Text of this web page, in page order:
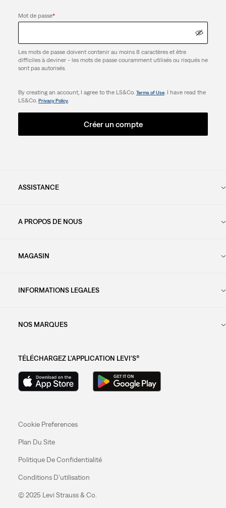
Mot de passe*
Les mots de passe doivent contenir au moins 8 caractères et être
difficiles à deviner - les mots de passe couramment utilisés ou risqués ne
sont pas autorisés.
By creating an account, I agree to the LS&Co. Terms of Use. I have read the
LS&Co. Privacy Policy.
Créer un compte
ASSISTANCE
A PROPOS DE NOUS
MAGASIN
INFORMATIONS LEGALES
NOS MARQUES
TÉLÉCHARGEZ L'APPLICATION LEVI'S®
Cookie Preferences
Plan Du Site
Politique De Confidentialité
Conditions D’utilisation
© 2025 Levi Strauss & Co.